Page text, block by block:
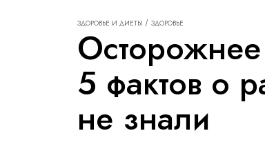
ЗДОРОВЬЕ И ДИЕТЫ ЗДОРОВЬЕ
5 фактов о
не знали